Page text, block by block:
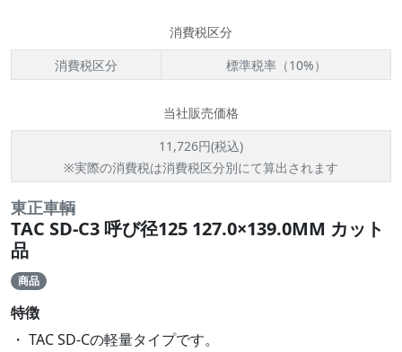
消費税区分
消費税区分
標準税率（10%）
当社販売価格
11,726円(税込)
※実際の消費税は消費税区分別にて算出されます
東正車輌
TAC SD-C3 呼び径125 127.0×139.0MM カット
品
商品
特徴
・ TAC SD-Cの軽量タイプです。